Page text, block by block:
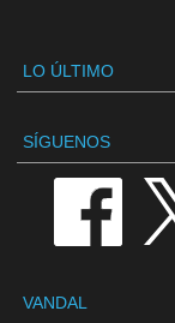
LO ÚLTIMO
SÍGUENOS
VANDAL